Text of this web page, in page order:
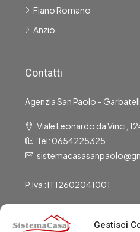
Gestisci
Fiano Romano
Anzio
Contatti
Agenzia San Paolo –
Viale Leonardo da Vinci,
Tel: 0654225325
P.Iva : IT12602041001
Gli Uffici Sono